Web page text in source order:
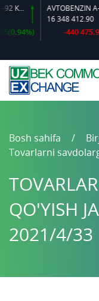
AVTOBENZIN A-92 K2-L
AVTOBENZIN A-92
16 348 412.90
-440
Bosh sahifa
Tovarlarni
QO'YISH
2021/4/33